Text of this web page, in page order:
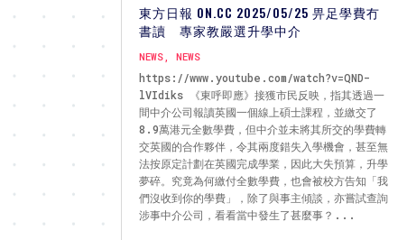
東方日報 ON.CC 2025/05/25 畀足學費冇
書讀 專家教嚴選升學中介
NEWS,NEWS
https://www.youtube.com/watch?v=QND-
lVIdiks 《東呼即應》接獲市民反映，指其透過一
間中介公司報讀英國一個線上碩士課程，並繳交了
8.9萬港元全數學費，但中介並未將其所交的學費轉
交英國的合作夥伴，令其兩度錯失入學機會，甚至無
法按原定計劃在英國完成學業，因此大失預算，升學
夢碎。究竟為何繳付全數學費，也會被校方告知「我
們沒收到你的學費」，除了與事主傾談，亦嘗試查詢
涉事中介公司，看看當中發生了甚麼事？...